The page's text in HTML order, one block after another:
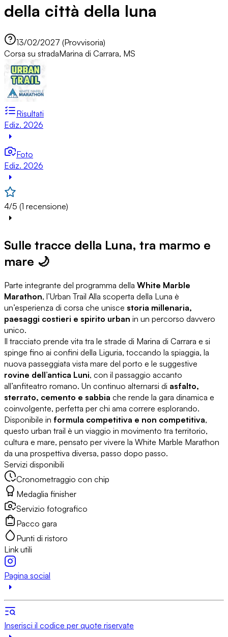
della città della luna
13/02/2027 (Provvisoria)
Corsa su stradaMarina di Carrara, MS
Risultati
Ediz. 2026
Foto
Ediz. 2026
4/5 (1 recensione)
Sulle tracce della Luna, tra marmo e
mare 🌙
Parte integrante del programma della White Marble
Marathon, l’Urban Trail Alla scoperta della Luna è
un’esperienza di corsa che unisce storia millenaria,
paesaggi costieri e spirito urban in un percorso davvero
unico.
Il tracciato prende vita tra le strade di Marina di Carrara e si
spinge fino ai confini della Liguria, toccando la spiaggia, la
nuova passeggiata vista mare del porto e le suggestive
rovine dell’antica Luni, con il passaggio accanto
all’anfiteatro romano. Un continuo alternarsi di asfalto,
sterrato, cemento e sabbia che rende la gara dinamica e
coinvolgente, perfetta per chi ama correre esplorando.
Disponibile in formula competitiva e non competitiva,
questo urban trail è un viaggio in movimento tra territorio,
cultura e mare, pensato per vivere la White Marble Marathon
da una prospettiva diversa, passo dopo passo.
Servizi disponibili
Cronometraggio con chip
Medaglia finisher
Servizio fotografico
Pacco gara
Punti di ristoro
Link utili
Pagina social
Inserisci il codice per quote riservate